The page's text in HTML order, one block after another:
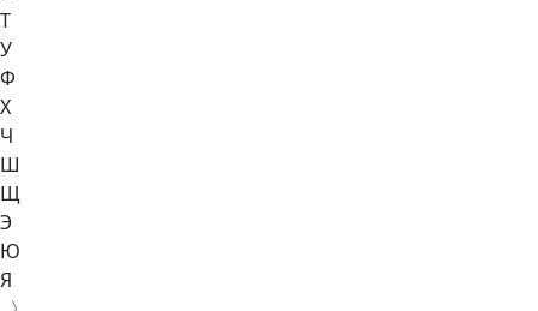
Т
У
Ф
Х
Ч
Ш
Щ
Э
Ю
Я